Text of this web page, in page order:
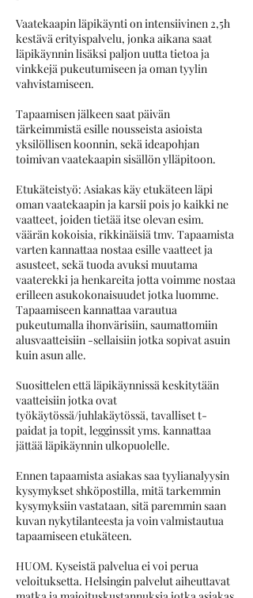
Vaatekaapin läpikäynti on intensiivinen 2,5h
kestävä erityispalvelu, jonka aikana saat
läpikäynnin lisäksi paljon uutta tietoa ja
vinkkejä pukeutumiseen ja oman tyylin
vahvistamiseen.
Tapaamisen jälkeen saat päivän
tärkeimmistä esille nousseista asioista
yksilöllisen koonnin, sekä ideapohjan
toimivan vaatekaapin sisällön ylläpitoon.
Etukäteistyö: Asiakas käy etukäteen läpi
oman vaatekaapin ja karsii pois jo kaikki ne
vaatteet, joiden tietää itse olevan esim.
väärän kokoisia, rikkinäisiä tmv. Tapaamista
varten kannattaa nostaa esille vaatteet ja
asusteet, sekä tuoda avuksi muutama
vaaterekki ja henkareita jotta voimme nostaa
erilleen asukokonaisuudet jotka luomme.
Tapaamiseen kannattaa varautua
pukeutumalla ihonvärisiin, saumattomiin
alusvaatteisiin -sellaisiin jotka sopivat asuin
kuin asun alle.
Suosittelen että läpikäynnissä keskitytään
vaatteisiin jotka ovat
työkäytössä/juhlakäytössä, tavalliset t-
paidat ja topit, legginssit yms. kannattaa
jättää läpikäynnin ulkopuolelle.
Ennen tapaamista asiakas saa tyylianalyysin
kysymykset shköpostilla, mitä tarkemmin
kysymyksiin vastataan, sitä paremmin saan
kuvan nykytilanteesta ja voin valmistautua
tapaamiseen etukäteen.
HUOM. Kyseistä palvelua ei voi perua
veloituksetta. Helsingin palvelut aiheuttavat